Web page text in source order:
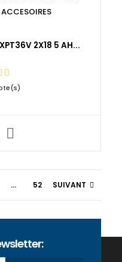
2X18 5 AH...
... 52 SUIVANT